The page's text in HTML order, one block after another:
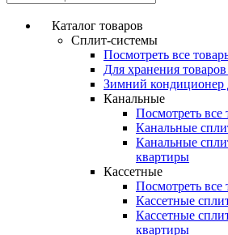
Каталог товаров
Сплит-системы
Посмотреть все
Для хранения
Зимний кондиционер
Канальные
Посмотреть все
Канальные
Канальные
квартиры
Кассетные
Посмотреть все
Кассетные
Кассетные
квартиры